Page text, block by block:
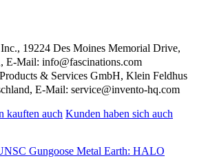
19224 Des Moines Memorial Drive,
E-Mail: info@fascinations.com
& Services GmbH, Klein Feldhus
E-Mail: service@invento-hq.com
kauften auch Kunden haben sich auch
Metal Earth: HALO